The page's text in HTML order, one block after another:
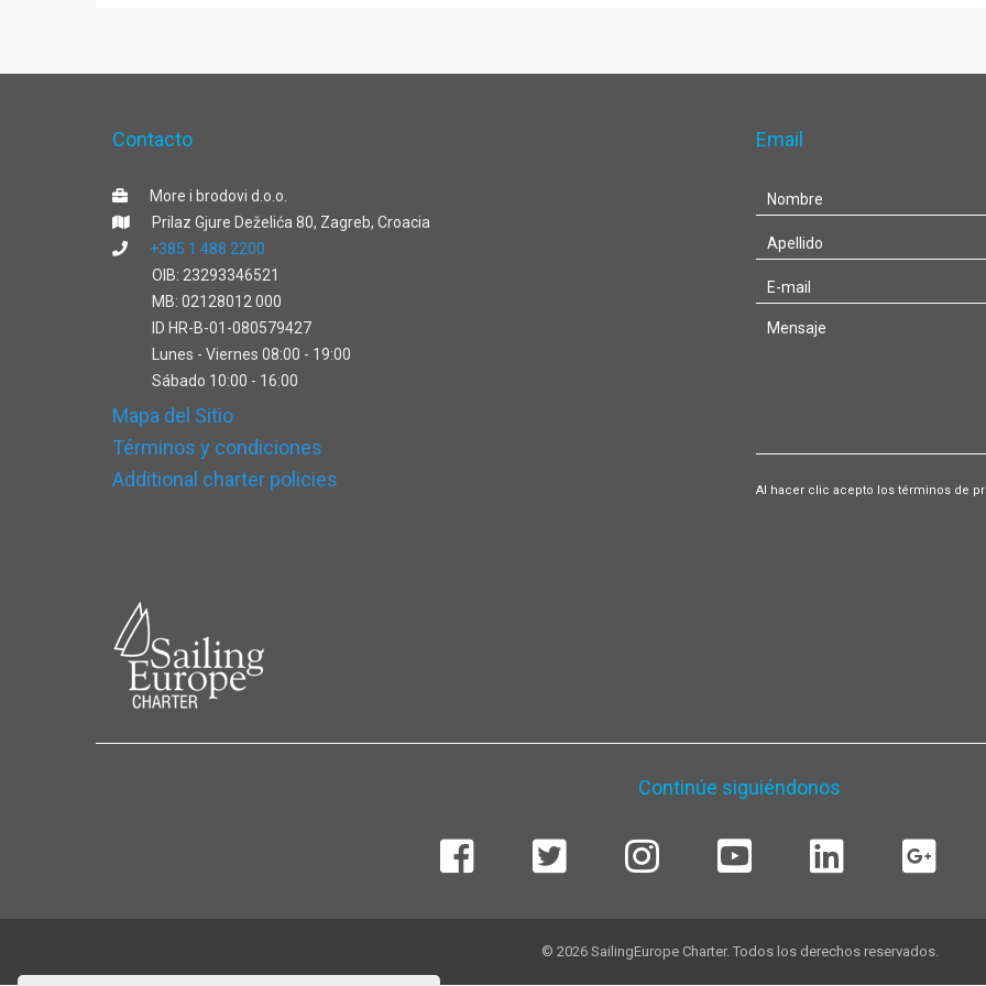
Contacto
More i brodovi d.o.o.
Prilaz Gjure Deželića 80, Zagreb, Croacia
+385 1 488 2200
OIB: 23293346521
MB: 02128012 000
ID HR-B-01-080579427
Lunes - Viernes 08:00 - 19:00
Sábado 10:00 - 16:00
Mapa del Sitio
Términos y condiciones
Additional charter policies
Email
Al hacer clic acepto los términos de
Continúe siguiéndonos
© 2026 SailingEurope Charter. Todos los derechos reservados.